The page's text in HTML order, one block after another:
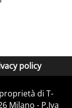
policy
di T-
Milano - P.Iva